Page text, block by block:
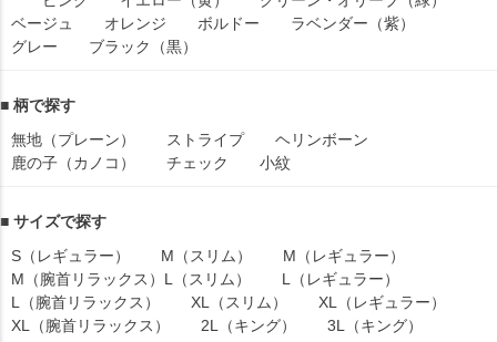
ベージュ
オレンジ ボルドー
ラベンダー（紫）
グレー
ブラック（黒）
■ 柄で探す
無地（プレーン）
ストライプ
ヘリンボーン
鹿の子（カノコ）
チェック 小紋
■ サイズで探す
S（レギュラー）
M（スリム）
M（レギュラー）
M（腕首リラックス） L（スリム）
L（レギュラー）
L（腕首リラックス）
XL（スリム）
XL（レギュラー）
XL（腕首リラックス）
2L（キング） 3L（キング）